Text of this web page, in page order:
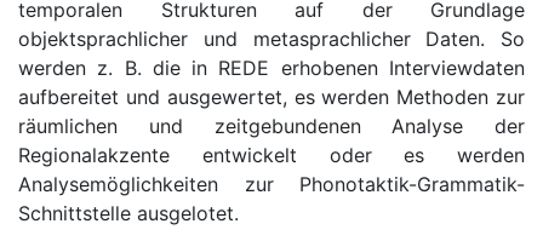
temporalen Strukturen auf der Grundlage
objektsprachlicher und metasprachlicher Daten. So
werden z. B. die in REDE erhobenen Interviewdaten
aufbereitet und ausgewertet, es werden Methoden zur
räumlichen und zeitgebundenen Analyse der
Regionalakzente entwickelt oder es werden
Analysemöglichkeiten zur Phonotaktik-Grammatik-
Schnittstelle ausgelotet.